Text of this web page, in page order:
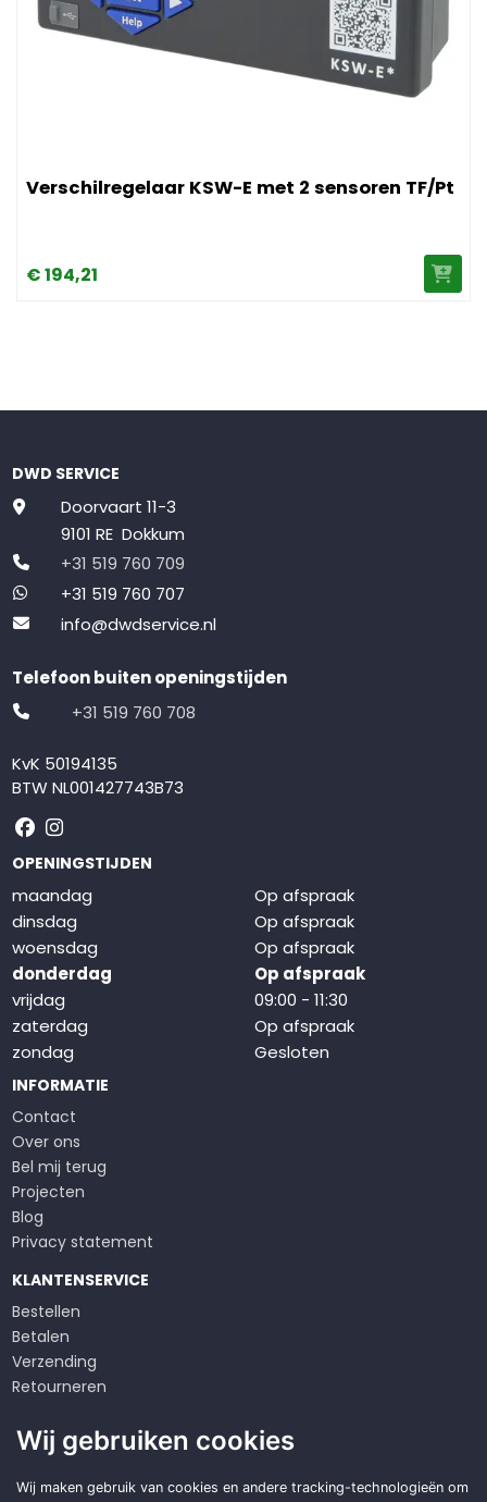
Verschilregelaar KSW-E met 2 sensoren TF/Pt
€194,21
DWD SERVICE
Doorvaart 11-3
9101 RE Dokkum
+31 519 760 709
+31 519 760 707
info@dwdservice.nl
Telefoon buiten openingstijden
+31 519 760 708
KvK 50194135
BTW NL001427743B73
Volg ons op Facebook
Volg ons op Instagram
OPENINGSTIJDEN
maandag
Op afspraak
dinsdag
Op afspraak
woensdag
Op afspraak
donderdag
Op afspraak
vrijdag
09:00 - 11:30
zaterdag
Op afspraak
zondag
Gesloten
INFORMATIE
Contact
Over ons
Bel mij terug
Projecten
Blog
Privacy statement
KLANTENSERVICE
Bestellen
Betalen
Verzending
Retourneren
Algemene voorwaarden
Op zoek naar een
Wij gebruiken cookies
Wij maken gebruik van cookies en andere tracking-technologieën om